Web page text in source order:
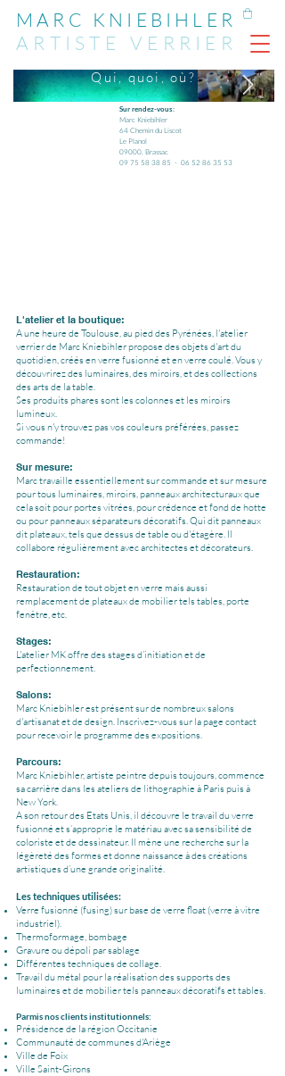
MARC KNIEBIHLER
ARTIST EVERRIER
Qui, quoi, où?
Sur rendez-vous:
Marc Kniebihler
64 Chemin du Liscot
Le Planol
09000, Brassac
09 75 58 38 85 ‬ - 06 52 86 35 53
L'atelier et la boutique:
A une heure de Toulouse, au pied des Pyrénées, l'atelier
verrier de Marc Kniebihler propose des objets d'art du
quotidien, créés en verre fusionné et en verre coulé. Vous y
découvrirez des luminaires, des miroirs, et des collections
des arts de la table.
Ses produits phares sont les colonnes et les miroirs
lumineux.
Si vous n'y trouvez pas vos couleurs préférées, passez
commande!
Sur mesure:
Marc travaille essentiellement sur commande et sur mesure
pour tous luminaires, miroirs, panneaux architecturaux que
cela soit pour portes vitrées, pour crédence et fond de hotte
ou pour panneaux séparateurs décoratifs. Qui dit panneaux
dit plateaux, tels que dessus de table ou d'étagère. Il
collabore régulièrement avec architectes et décorateurs.
Restauration:
Restauration de tout objet en verre mais aussi
remplacement de plateaux de mobilier tels tables, porte
fenêtre, etc.
Stages:
L'atelier MK offre des stages d’initiation et de
perfectionnement.
Salons:
Marc Kniebihler est présent sur de nombreux salons
d'artisanat et de design. Inscrivez-vous sur la page contact
pour recevoir le programme des expositions.
Parcours:
Marc Kniebihler, artiste peintre depuis toujours, commence
sa carrière dans les ateliers de lithographie à Paris puis à
New York.
A son retour des Etats Unis, il découvre le travail du verre
fusionné et s’approprie le matériau avec sa sensibilité de
coloriste et de dessinateur. Il mène une recherche sur la
légèreté des formes et donne naissance à des créations
artistiques d’une grande originalité.
Les techniques utilisées:
Verre fusionné (fusing) sur base de verre float (verre à vitre
industriel).
Thermoformage, bombage
Gravure ou dépoli par sablage
Différentes techniques de collage.
Travail du métal pour la réalisation des supports des
luminaires et de mobilier tels panneaux décoratifs et tables.
Parmis nos clients institutionnels:
Présidence de la région Occitanie
Communauté de communes d'Ariège
Ville de Foix
Ville Saint-Girons